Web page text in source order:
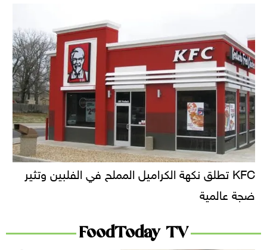
KFC تطلق نكهة الكراميل المملح في الفلبين وتثير
ضجة عالمية
FoodToday TV